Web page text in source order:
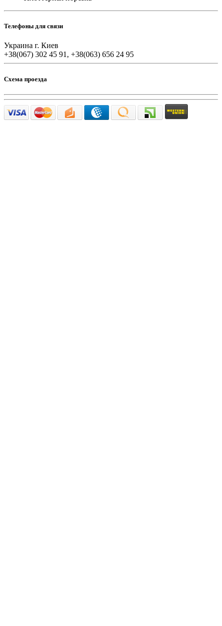
Телефоны для связи
Украина г. Киев
+38(067) 302 45 91, +38(063) 656 24 95
Схема проезда